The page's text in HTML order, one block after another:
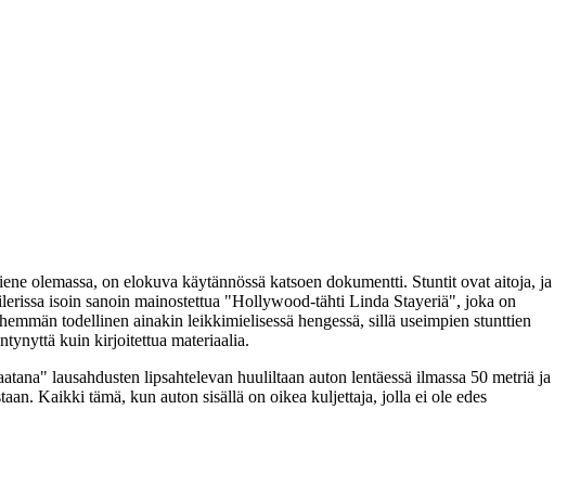
olemassa, on elokuva käytännössä katsoen dokumentti. Stuntit ovat aitoja, ja
isoin sanoin mainostettua "Hollywood-tähti Linda Stayeriä", joka on
todellinen ainakin leikkimielisessä hengessä, sillä useimpien stunttien
kuin kirjoitettua materiaalia.
lausahdusten lipsahtelevan huuliltaan auton lentäessä ilmassa 50 metriä ja
Kaikki tämä, kun auton sisällä on oikea kuljettaja, jolla ei ole edes